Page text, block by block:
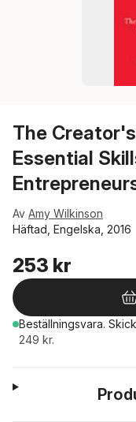
The
Essential
Av Amy Wilkinson
Häftad, Engelska, 2016
253 kr
Beställningsvara.
249 kr.